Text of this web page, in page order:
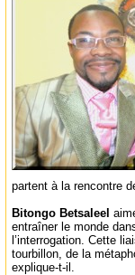
partent à la rencontre
Bitongo Betsaleel
entraîner le monde
l’interrogation. Cette
tourbillon, de la
explique-t-il.